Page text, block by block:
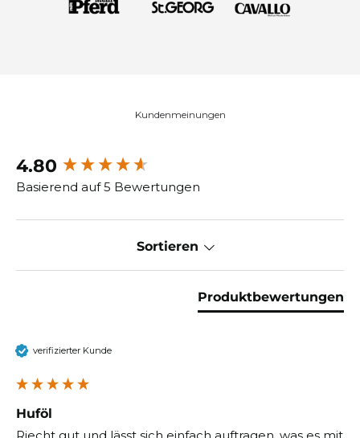
Kundenmeinungen
4.80
Basierend auf 5 Bewertungen
Sortieren
Produktbewertungen
verifizierter Kunde
Huföl
New content loaded